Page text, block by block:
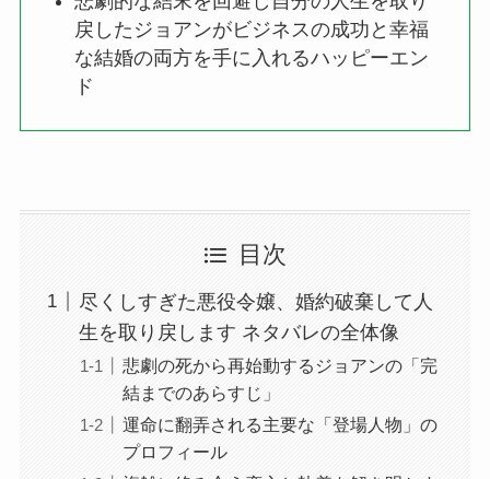
戻したジョアンがビジネスの成功と幸福
な結婚の両方を手に入れるハッピーエン
ド
目次
尽くしすぎた悪役令嬢、婚約破棄して人
生を取り戻します ネタバレの全体像
悲劇の死から再始動するジョアンの「完
結までのあらすじ」
運命に翻弄される主要な「登場人物」の
プロフィール